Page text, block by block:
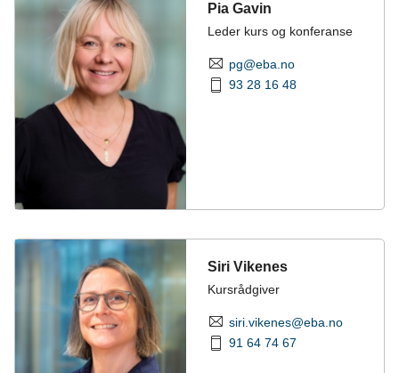
Pia Gavin
Leder kurs og konferanse
pg@eba.no
93 28 16 48
Siri Vikenes
Kursrådgiver
siri.vikenes@eba.no
91 64 74 67